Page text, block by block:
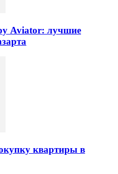
Aviator: лучшие
квартиры в